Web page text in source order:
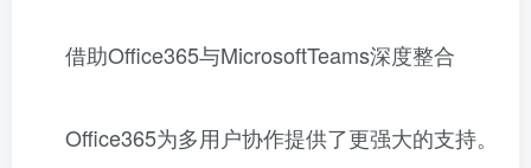
借助Office365与MicrosoftTeams深度整合
Office365为多用户协作提供了更强大的支持。